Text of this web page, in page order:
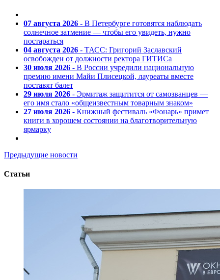
07 августа 2026 - В Петербурге готовятся наблюдать
солнечное затмение — чтобы его увидеть, нужно
постараться
04 августа 2026 - ТАСС: Григорий Заславский
освобожден от должности ректора ГИТИСа
30 июля 2026 - В России учредили национальную
премию имени Майи Плисецкой, лауреаты вместе
поставят балет
29 июля 2026 - Эрмитаж защитится от самозванцев —
его имя стало «общеизвестным товарным знаком»
27 июля 2026 - Книжный фестиваль «Фонарь» примет
книги в хорошем состоянии на благотворительную
ярмарку
Предыдущие новости
Статьи